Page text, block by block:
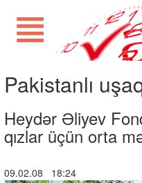
Pakistanlı
Heydər Əliyev
qızlar üçün orta
09.02.08 18:24